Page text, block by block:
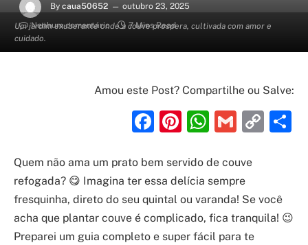
Um jardim exuberante onde a couve prospera, cultivada com amor e
cuidado.
By caua50652
outubro 23, 2025
Nenhum comentário
7 Mins Read
Amou este Post? Compartilhe ou Salve:
Facebook
Pinterest
Gmail
Quem não ama um prato bem servido de couve
refogada? 😋 Imagina ter essa delícia sempre
fresquinha, direto do seu quintal ou varanda! Se você
acha que plantar couve é complicado, fica tranquila! 😉
Preparei um guia completo e super fácil para te